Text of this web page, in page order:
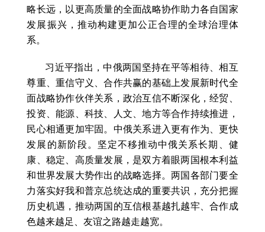
略长远，以更高质量的全面战略协作助力各自国家
发展振兴，推动构建更加公正合理的全球治理体
系。
习近平指出，中俄两国坚持在平等相待、相互
尊重、重信守义、合作共赢的基础上发展新时代全
面战略协作伙伴关系，政治互信不断深化，经贸、
投资、能源、科技、人文、地方等合作持续推进，
民心相通更加牢固。中俄关系进入更有作为、更快
发展的新阶段。坚定不移推动中俄关系长期、健
康、稳定、高质量发展，是双方着眼两国根本利益
和世界发展大势作出的战略选择。两国各部门要全
力落实好我和普京总统达成的重要共识，充分把握
历史机遇，推动两国的互信根基越扎越牢、合作成
色越来越足、友谊之路越走越宽。